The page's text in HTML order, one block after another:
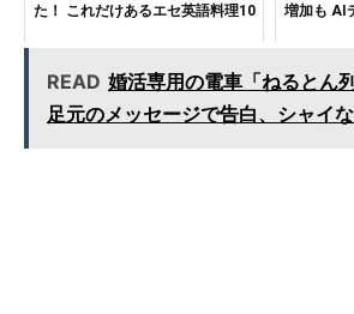
た！ これだけあるエセ英語料理10
増加も AI
READ 婚活専用の電車「ねるとん
足元のメッセージで告白、シャイ